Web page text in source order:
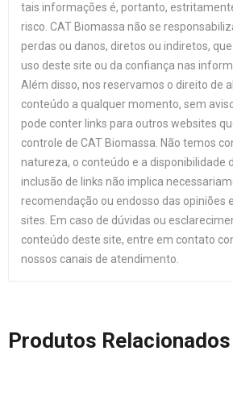
tais informações é, portanto,
risco. CAT Biomassa não se
perdas ou danos, diretos ou indiretos,
uso deste site ou da confiança nas
Além disso, nos reservamos o direito de
conteúdo a qualquer momento, sem
pode conter links para outros websites
controle de CAT Biomassa. Não temos
natureza, o conteúdo e a disponibilidade
inclusão de links não implica
recomendação ou endosso das opiniões
sites. Em caso de dúvidas ou
conteúdo deste site, entre em contato
nossos canais de atendimento.
Produtos Relacionados